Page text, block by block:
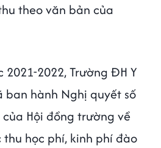
theo văn bản của
2022, Trường ĐH Y
ban hành Nghị quyết số
Hội đồng trường về
học phí, kinh phí đào